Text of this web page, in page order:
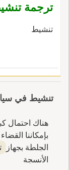
ترجمة
تنشيط
تنشيط في
هناك احتمال
بإمكاننا
الجلطة بجهاز
الأنسجة